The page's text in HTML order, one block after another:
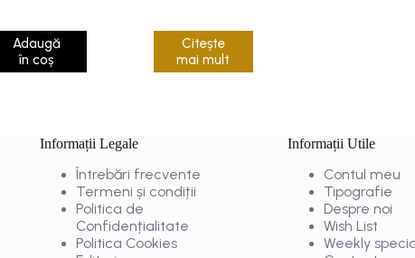
Adaugă
în coș
Citește
mai mult
Informații Legale
Întrebări frecvente
Termeni și condiții
Politica de
Confidențialitate
Politica Cookies
Informații Utile
Contul meu
Tipografie
Despre noi
Wish List
Weekly